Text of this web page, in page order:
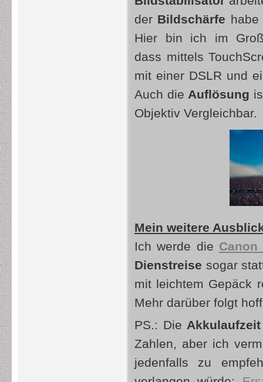
der Bildschärfe
Hier bin ich im
dass mittels
mit einer DSLR und
Auch dieAuflösung
Objektiv Vergleichbar.
Mein weitere
Ich werde die Canon
Dienstreise sogar
mit leichtem Gepäck
Mehr darüber folgt
PS.: Die Akkulaufzeit
Zahlen, aber ich
jedenfalls zu